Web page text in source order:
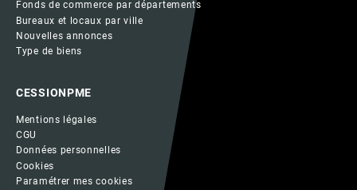
Fonds de commerce par départements
Bureaux et locaux par ville
Nouvelles annonces
Type de biens
CESSIONPME
Mentions légales
CGU
Données personnelles
Cookies
Paramétrer mes cookies